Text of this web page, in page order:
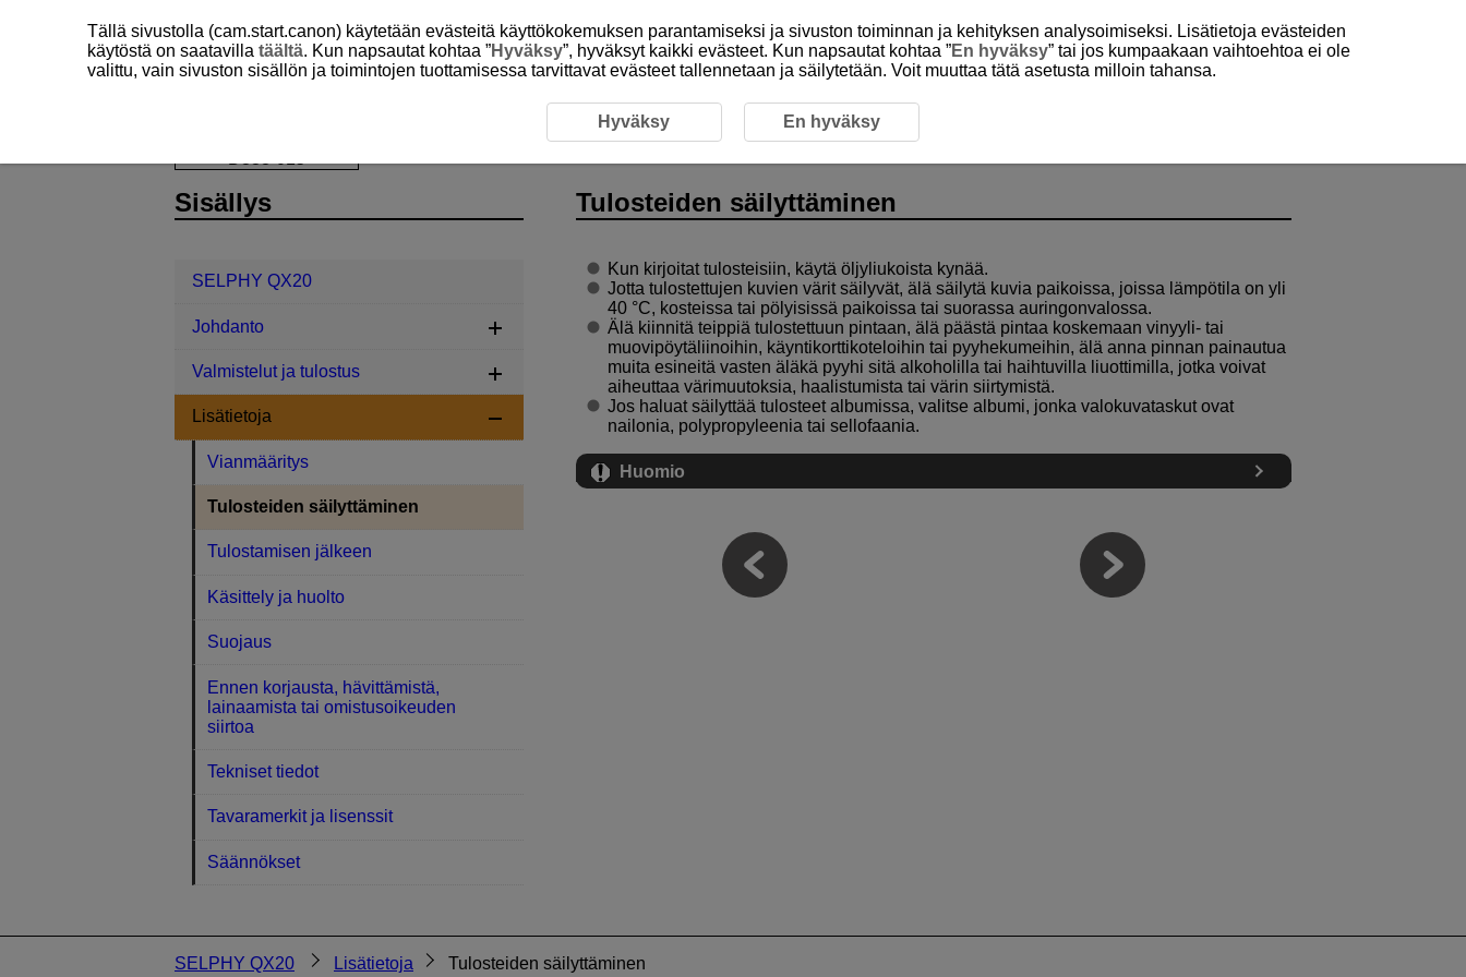
Tulosteiden säilyttäminen
Tulosteiden säilyttäminen
Kun kirjoitat tulosteisiin, käytä öljyliukoista kynää.
Jotta tulostettujen kuvien värit säilyvät, älä säilytä kuvia paikoissa, joissa lämpötila on yli
40 °C, kosteissa tai pölyisissä paikoissa tai suorassa auringonvalossa.
Älä kiinnitä teippiä tulostettuun pintaan, älä päästä pintaa koskemaan vinyyli- tai
muovipöytäliinoihin, käyntikorttikoteloihin tai pyyhekumeihin, älä anna pinnan painautua
muita esineitä vasten äläkä pyyhi sitä alkoholilla tai haihtuvilla liuottimilla, jotka voivat
aiheuttaa värimuutoksia, haalistumista tai värin siirtymistä.
Jos haluat säilyttää tulosteet albumissa, valitse albumi, jonka valokuvataskut ovat
nailonia, polypropyleenia tai sellofaania.
Huomio
Sisällys
SELPHY QX20
Johdanto
Valmistelut ja tulostus
Lisätietoja
Vianmääritys
Tulosteiden säilyttäminen
Tulostamisen jälkeen
Käsittely ja huolto
Suojaus
Ennen korjausta, hävittämistä,
lainaamista tai omistusoikeuden
siirtoa
Tekniset tiedot
Tavaramerkit ja lisenssit
Säännökset
SELPHY QX20 Lisätietoja Tulosteiden säilyttäminen
Tällä sivustolla (cam.start.canon) käytetään evästeitä käyttökokemuksen parantamiseksi ja sivuston toiminnan ja kehityksen analysoimiseksi. Lisätietoja evästeiden
käytöstä on saatavilla täältä. Kun napsautat kohtaa ”Hyväksy”, hyväksyt kaikki evästeet. Kun napsautat kohtaa ”En hyväksy” tai jos kumpaakaan vaihtoehtoa ei ole
valittu, vain sivuston sisällön ja toimintojen tuottamisessa tarvittavat evästeet tallennetaan ja säilytetään. Voit muuttaa tätä asetusta milloin tahansa.
Hyväksy En hyväksy